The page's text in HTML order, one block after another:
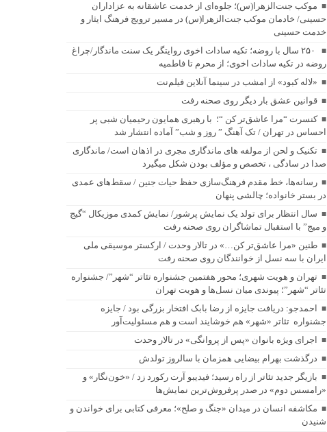
موکب جنت‌الزهرا(س)؛ جلوه‌ای از خدمت عاشقانه به عزاداران
حسینی/ خادمان موکب جنت‌الزهرا(س) در مسیر ترویج فرهنگ ایثار و
خدمت حسینی
۲۵۰ سال با روضه؛ تکیه سادات اخوی روایتگر یک سنت ماندگار/چراغ
روضه در تکیه سادات اخوی؛ از محرم تا فاطمیه
«لاله کبود» از امشب در سینما آنلاین فیلم‌نت
قوانین عشق بار دیگر روی صحنه رفت
کنسرت “مرا عاشق‌تر کن “؛ با رهبری همایون رحیمیان شبی پر
احساس در تهران / تک آهنگ ” روز و شب” آماده انتشار شد
تکنیک و لحن از مولفه های ماندگاری مجری در اذهان است/ ماندگاری
صدا در سادگی ، تخصص و مؤلف بودن شکل میگیرد
رسانه‌ها، خط مقدم فرهنگ‌سازی حفظ حیات جنین / سقط‌های عمدی
در بستر خانواده؛ چالشی پنهان
سال انتظار برای تولد یک نمایش پرشور/ نمایش کمدی موزیکال “گیج
و میج” با استقبال تماشاگران روی صحنه رفت
طنین «مرا عاشق‌تر کن…» در تالار وحدت / ارکستر موسیقی ملی
ایران با سه نسل از خوانندگان روی صحنه رفت
تهران و هویت شهری؛ محور هفتمین جشنواره تئاتر “شهر”/ جشنواره
تئاتر “شهر”؛ پیوندی میان نسل‌ها و هویت تهران
احمدجو: دریافت جایزه از رضا بابک افتخار بزرگی بود / جایزه
جشنواره تئاتر «شهر» هم خوشایند است و هم مسئولیت‌آور
اجرای ویژه بانوان «پس از پروانگی» در تالار وحدت
درگذشت بهرام بیضایی همزمان با سالروز تولدش
بازیگر جدید تئاتر از راه رسید؛ فیدیبو آرت رکورد زد / «خون‌نگار» و
«رامسس دوم» در صدر پرفروش‌ترین نمایش‌ها
مکاشفه انسان در میدان «جنگ و صلح»؛ معرفی کتابی برای خواندن و
شنیدن